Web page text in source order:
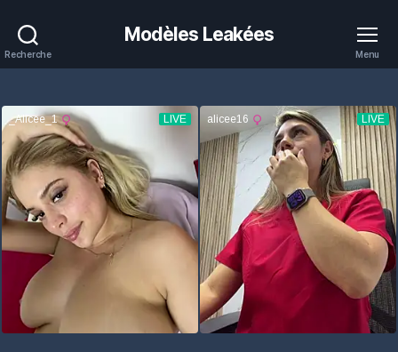
Recherche
Modèles Leakées
Menu